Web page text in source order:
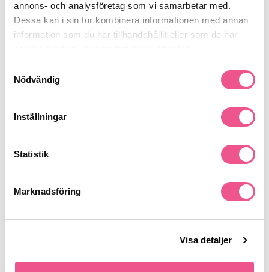
annons- och analysföretag som vi samarbetar med.
Dessa kan i sin tur kombinera informationen med annan
information som du har tillhandahållit eller som de har
Nödvändig
Inställningar
Statistik
Marknadsföring
Visa detaljer